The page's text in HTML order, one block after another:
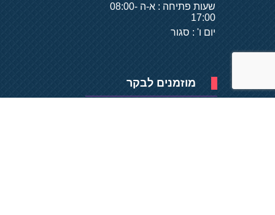
שעות פתיחה : א-ה 08:00-
17:00
יום ו' : סגור
מוזמנים לבקר